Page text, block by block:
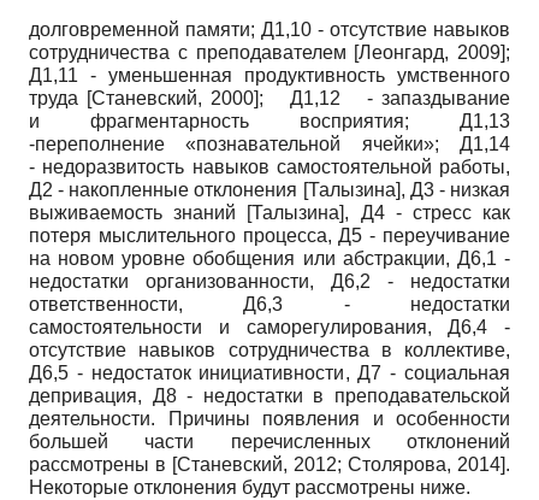
долговременной памяти; Д1,10 - отсутствие навыков
сотрудничества с преподавателем [Леонгард, 2009];
Д1,11 - уменьшенная продуктивность умственного
труда [Станевский, 2000]; Д1,12 - запаздывание
и фрагментарность восприятия; Д1,13
-переполнение «познавательной ячейки»; Д1,14
- недоразвитость навыков самостоятельной работы,
Д2 - накопленные отклонения [Талызина], Д3 - низкая
выживаемость знаний [Талызина], Д4 - стресс как
потеря мыслительного процесса, Д5 - переучивание
на новом уровне обобщения или абстракции, Д6,1 -
недостатки организованности, Д6,2 - недостатки
ответственности, Д6,3 - недостатки
самостоятельности и саморегулирования, Д6,4 -
отсутствие навыков сотрудничества в коллективе,
Д6,5 - недостаток инициативности, Д7 - социальная
депривация, Д8 - недостатки в преподавательской
деятельности. Причины появления и особенности
большей части перечисленных отклонений
рассмотрены в [Станевский, 2012; Столярова, 2014].
Некоторые отклонения будут рассмотрены ниже.